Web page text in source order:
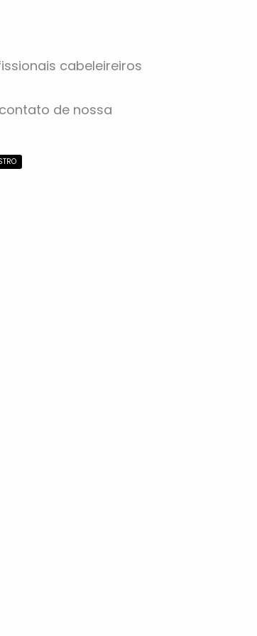
cabeleireiros
de nossa